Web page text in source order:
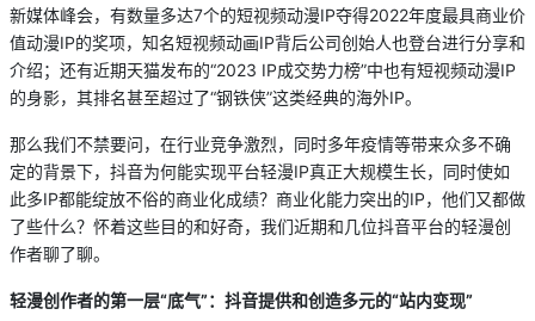
新媒体峰会，有数量多达7个的短视频动漫IP夺得2022年度最具商业价
值动漫IP的奖项，知名短视频动画IP背后公司创始人也登台进行分享和
介绍；还有近期天猫发布的“2023 IP成交势力榜”中也有短视频动漫IP
的身影，其排名甚至超过了“钢铁侠”这类经典的海外IP。
那么我们不禁要问，在行业竞争激烈，同时多年疫情等带来众多不确
定的背景下，抖音为何能实现平台轻漫IP真正大规模生长，同时使如
此多IP都能绽放不俗的商业化成绩？商业化能力突出的IP，他们又都做
了些什么？怀着这些目的和好奇，我们近期和几位抖音平台的轻漫创
作者聊了聊。
轻漫创作者的第一层“底气”：抖音提供和创造多元的“站内变现”